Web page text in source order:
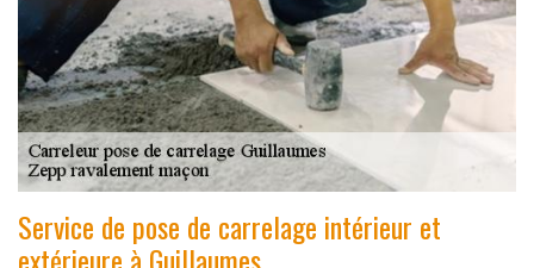
Service de pose de carrelage intérieur et
extérieure à Guillaumes